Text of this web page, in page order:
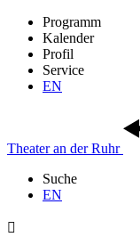
Programm
Kalender
Profil
Service
EN
Theateran derRuhr
Suche
EN
